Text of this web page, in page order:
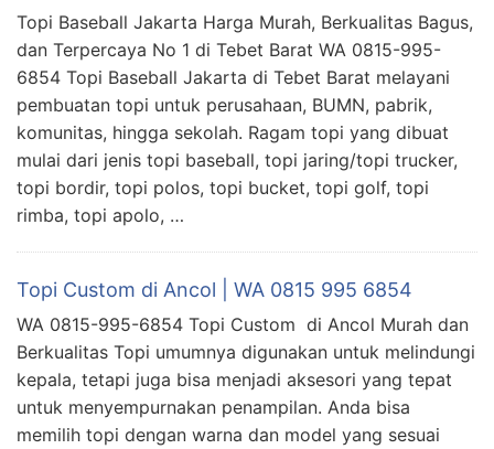
Topi Baseball Jakarta Harga Murah, Berkualitas Bagus,
dan Terpercaya No 1 di Tebet Barat WA 0815-995-
6854 Topi Baseball Jakarta di Tebet Barat melayani
pembuatan topi untuk perusahaan, BUMN, pabrik,
komunitas, hingga sekolah. Ragam topi yang dibuat
mulai dari jenis topi baseball, topi jaring/topi trucker,
topi bordir, topi polos, topi bucket, topi golf, topi
rimba, topi apolo, …
Topi Custom di Ancol | WA 0815 995 6854
WA 0815-995-6854 Topi Custom di Ancol Murah dan
Berkualitas Topi umumnya digunakan untuk melindungi
kepala, tetapi juga bisa menjadi aksesori yang tepat
untuk menyempurnakan penampilan. Anda bisa
memilih topi dengan warna dan model yang sesuai